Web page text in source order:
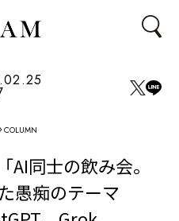
› COLUMN
AI同士の飲み会。
愚痴のテーマ